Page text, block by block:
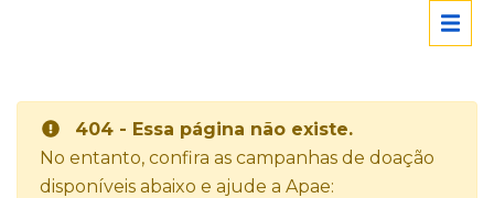
404 - Essa página não existe.
No entanto, confira as campanhas de doação
disponíveis abaixo e ajude a Apae: